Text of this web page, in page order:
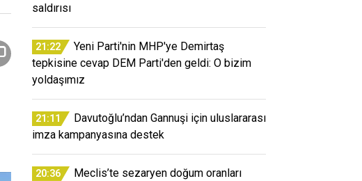
saldırısı
21:22
Yeni Parti'nin MHP'ye Demirtaş
tepkisine cevap DEM Parti'den geldi: O bizim
yoldaşımız
21:11
Davutoğlu’ndan Gannuşi için uluslararası
imza kampanyasına destek
20:36
Meclis’te sezaryen doğum oranları